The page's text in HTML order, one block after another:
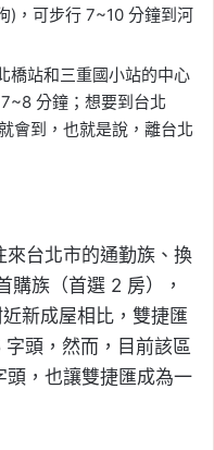
)，可步行 7~10 分鐘到河
橋站和三重國小站的中心
分鐘；想要到台北
會到，也就是說，離台北
來台北市的通勤族、換
購族（首選 2 房），
新成屋相比，雙捷匯
頭，然而，目前該區
，也讓雙捷匯成為一